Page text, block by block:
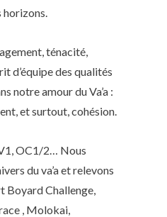
ténacité,
d’équipe des qualités
notre amour du Va’a :
et surtout, cohésion.
OC1/2… Nous
du va’a et relevons
Boyard Challenge,
, Molokai,